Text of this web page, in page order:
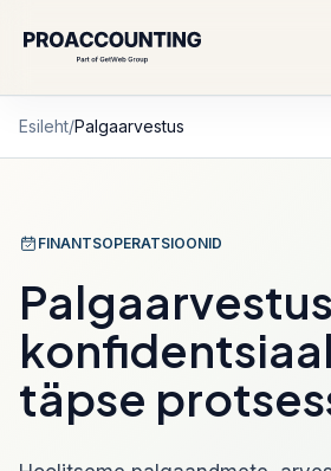
Esileht/Palgaarvestus
FINANTSOPERATSIOONID
Palgaarvestus
täpse